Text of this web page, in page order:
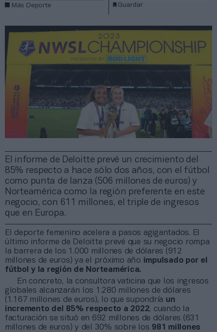
El informe de Deloitte prevé un crecimiento del
85% respecto a hace sólo dos años, con el fútbol
como punta de lanza (506 millones de euros) y
Norteamérica como la región preferente en este
negocio, con 611 millones, el triple de ingresos
que en Europa.
Más Deporte Guardar
El deporte femenino acelera a pasos agigantados. El
último informe de Deloitte prevé que su negocio rompa
la barrera de los 1.000 millones de dólares (912
millones de euros) ya el próximo año impulsado por el
fútbol y la región de Norteamérica.
En concreto, la consultora vaticina que los ingresos
globales alcanzarán los 1.280 millones de dólares
(1.167 millones de euros), lo que supondría un
incremento del 85% respecto a 2022, cuando la
facturación se situó en 692 millones de dólares (631
millones de euros) y del 30% sobre los 981 millones